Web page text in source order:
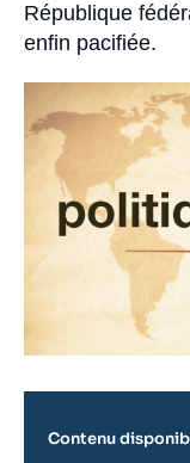
République
enfin pacifiée.
principale
Contenu